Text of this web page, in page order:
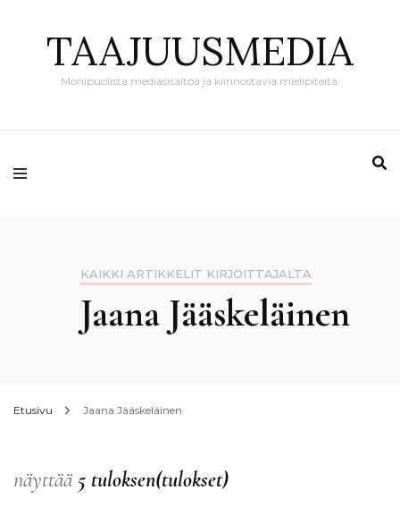
TAAJUUSMEDIA
Monipuolista mediasisältöä ja kiinnostavia mielipiteitä.
KAIKKI ARTIKKELIT KIRJOITTAJALTA
Jaana Jääskeläinen
Etusivu Jaana Jääskeläinen
näyttää 5 tuloksen(tulokset)